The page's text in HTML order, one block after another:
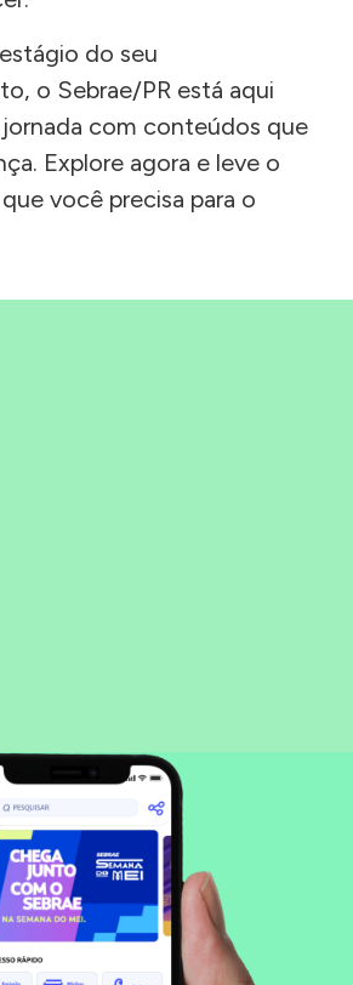
do seu
o Sebrae/PR está aqui
jornada com conteúdos que
Explore agora e leve o
você precisa para o